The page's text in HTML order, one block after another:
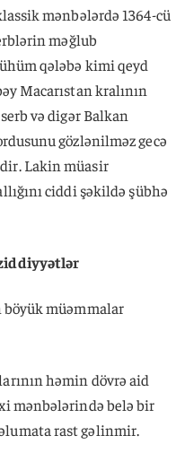
mənbələrdə 1364-cü
məğlub
qələbə kimi qeyd
Macarıstan kralının
və digər Balkan
gözlənilməz gecə
Lakin müasir
ciddi şəkildə şübhə
böyük müəmmalar
həmin dövrə aid
mənbələrində belə bir
rast gəlinmir.